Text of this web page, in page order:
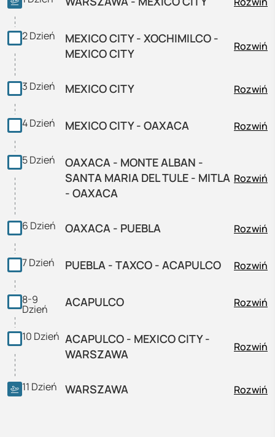
2Dzień
MEXICO CITY - XOCHIMILCO -
MEXICO CITY
Rozwiń
3 Dzień MEXICO CITY Rozwiń
4Dzień MEXICO CITY - OAXACA Rozwiń
5Dzień
OAXACA - MONTE ALBAN -
SANTA MARIA DEL TULE - MITLA
- OAXACA
Rozwiń
6 Dzień OAXACA - PUEBLA Rozwiń
7Dzień PUEBLA - TAXCO - ACAPULCO Rozwiń
8-9
Dzień ACAPULCO Rozwiń
10 Dzień ACAPULCO - MEXICO CITY -
WARSZAWA
Rozwiń
11 Dzień WARSZAWA Rozwiń